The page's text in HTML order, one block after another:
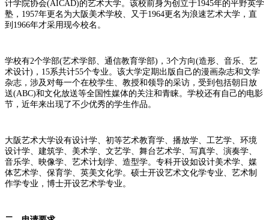
计学院协会(AICAD)的艺术大学。该校前身为创立于1945年的平野英学
塾，1957年更名为大阪美术学校、又于1964更名为浪速艺术大学，直
到1966年才采用现今校名。
学校有2个学部(艺术学部、通信教育学部)，3个方向(造形、音乐、艺
术设计)，15系共计55个专业。该大学定期出版自己的漫画杂志和文学
杂志，涉及对每一个在校学生、教授和领导的采访，受到包括朝日放
送(ABC)和文化放送等全国性媒体的关注和青睐。学校还有自己的电影
节，近年来出现了不少优秀的学生作品。
大阪艺术大学设有设计学、初等艺术教育学、播放学、工艺学、环境
设计学、建筑学、美术学、文艺学、舞台艺术学、写真学、演奏学、
音乐学、映像学、艺术计划学、造型学。专科开设如设计美术学、媒
体艺术学、保育学、英美文化学。硕士开设艺术文化学专业、艺术制
作学专业，博士开设艺术学专业。